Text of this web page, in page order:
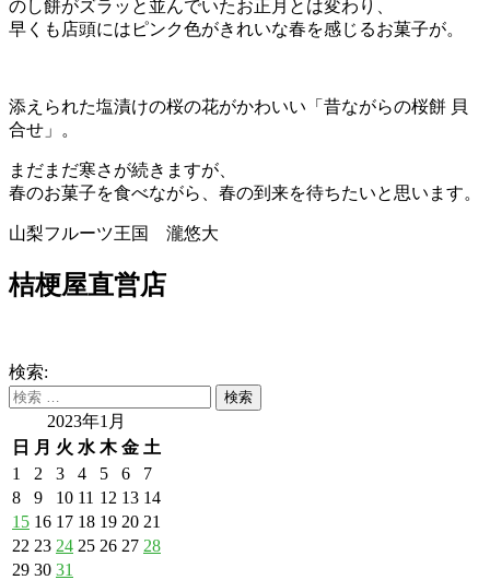
のし餅がズラッと並んでいたお正月とは変わり、
早くも店頭にはピンク色がきれいな春を感じるお菓子が。
添えられた塩漬けの桜の花がかわいい「昔ながらの桜餅 貝
合せ」。
まだまだ寒さが続きますが、
春のお菓子を食べながら、春の到来を待ちたいと思います。
山梨フルーツ王国 瀧悠大
桔梗屋直営店
検索:
2023年1月
日
月 火 水 木 金 土
1 2 3 4 5 6
7
8
9 10 11 12 13 14
15 16 17 18 19 20 21
22 23 24 25 26 27 28
29 30 31